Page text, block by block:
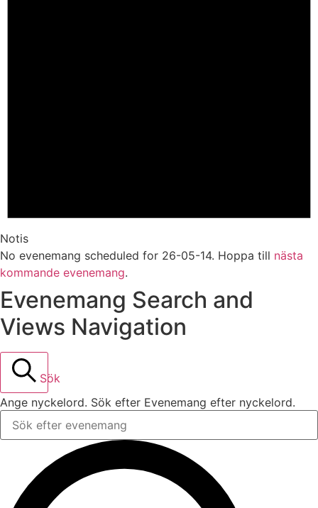
Notis
No evenemang scheduled for 26-05-14. Hoppa till nästa
kommande evenemang.
Evenemang Search and
Views Navigation
Sök
Ange nyckelord. Sök efter Evenemang efter nyckelord.